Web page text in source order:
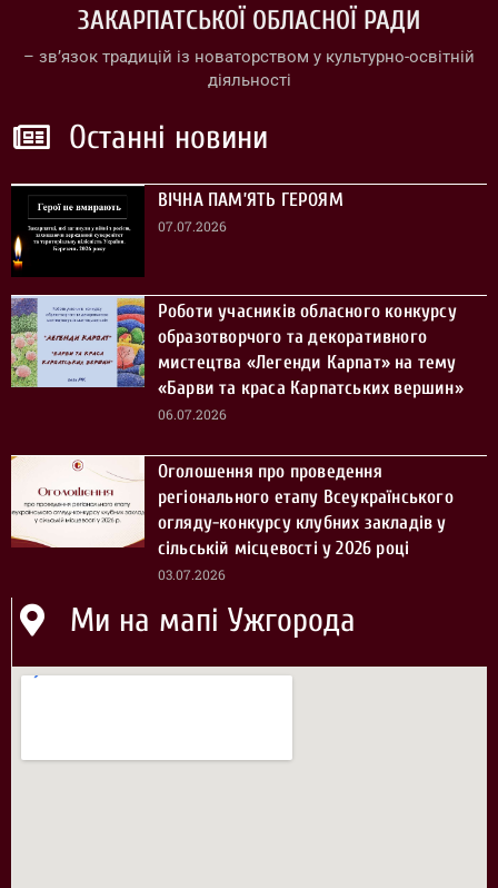
ЗАКАРПАТСЬКОЇ ОБЛАСНОЇ РАДИ
– зв’язок традицій із новаторством у культурно-освітній
діяльності
Останні новини
ВІЧНА ПАМ’ЯТЬ ГЕРОЯМ
07.07.2026
Роботи учасників обласного конкурсу
образотворчого та декоративного
мистецтва «Легенди Карпат» на тему
«Барви та краса Карпатських вершин»
06.07.2026
Оголошення про проведення
регіонального етапу Всеукраїнського
огляду-конкурсу клубних закладів у
сільській місцевості у 2026 році
03.07.2026
Ми на мапі Ужгорода